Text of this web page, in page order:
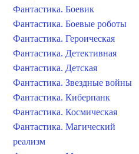
Фантастика. Боевик
Фантастика. Боевые роботы
Фантастика. Героическая
Фантастика. Детективная
Фантастика. Детская
Фантастика. Звездные войны
Фантастика. Киберпанк
Фантастика. Космическая
Фантастика. Магический
реализм